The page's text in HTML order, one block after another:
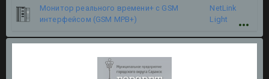
Монитор реального времени+ c GSM
интерфейсом (GSM МРВ+)
NetLink
Light